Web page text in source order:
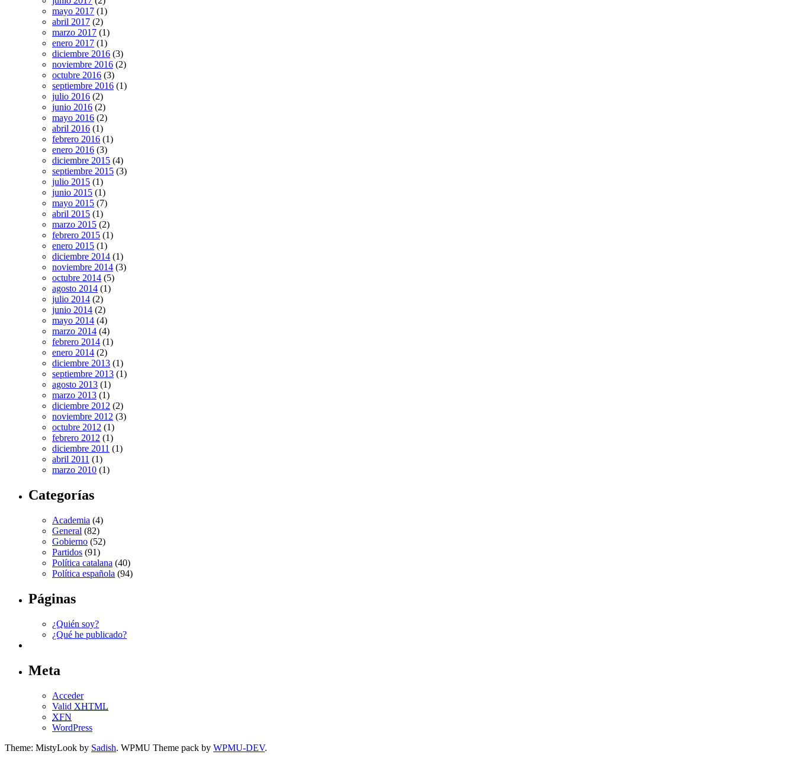
mayo 2017 (1)
abril 2017 (2)
marzo 2017 (1)
enero 2017 (1)
diciembre 2016 (3)
noviembre 2016 (2)
octubre 2016 (3)
septiembre 2016 (1)
julio 2016 (2)
junio 2016 (2)
mayo 2016 (2)
abril 2016 (1)
febrero 2016 (1)
enero 2016 (3)
diciembre 2015 (4)
septiembre 2015 (3)
julio 2015 (1)
junio 2015 (1)
mayo 2015 (7)
abril 2015 (1)
marzo 2015 (2)
febrero 2015 (1)
enero 2015 (1)
diciembre 2014 (1)
noviembre 2014 (3)
octubre 2014 (5)
agosto 2014 (1)
julio 2014 (2)
junio 2014 (2)
mayo 2014 (4)
marzo 2014 (4)
febrero 2014 (1)
enero 2014 (2)
diciembre 2013 (1)
septiembre 2013 (1)
agosto 2013 (1)
marzo 2013 (1)
diciembre 2012 (2)
noviembre 2012 (3)
octubre 2012 (1)
febrero 2012 (1)
diciembre 2011 (1)
abril 2011 (1)
marzo 2010 (1)
Categorías
Academia (4)
General (82)
Gobierno (52)
Partidos (91)
Política catalana (40)
Política española (94)
Páginas
¿Quién soy?
¿Qué he publicado?
Meta
Acceder
Valid XHTML
XFN
WordPress
Theme: MistyLook by Sadish. WPMU Theme pack by WPMU-DEV.